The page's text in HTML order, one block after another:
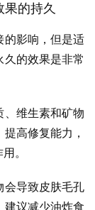
果的持久
的影响，但是适
的效果是非常
维生素和矿物
高修复能力，
。
会导致皮肤毛孔
议减少油炸食